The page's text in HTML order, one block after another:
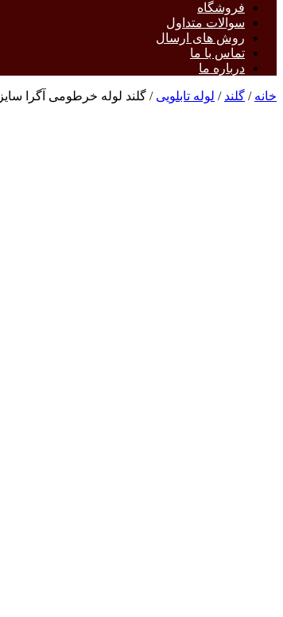
فروشگاه
سوالات متداول
روش های ارسال
تماس با ما
درباره ما
خانه / گلند / لوله تابلویی / گلند لوله خرطومی آگرا سایز PG13